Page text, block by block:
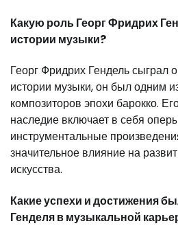
Какую роль Георг Фридрих
истории музыки?
Георг Фридрих Гендель сыграл
истории музыки, он был одним
композиторов эпохи барокко.
наследие включает в себя
инструментальные
значительное влияние на
искусства.
Какие успехи и достижения
Генделя в музыкальной